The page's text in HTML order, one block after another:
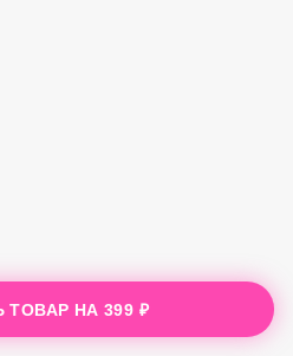
ТОВАР НА399 ₽